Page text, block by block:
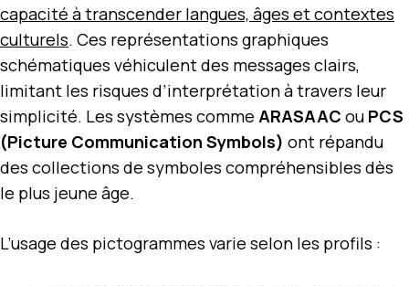
capacité à transcender langues, âges et contextes
culturels. Ces représentations graphiques
schématiques véhiculent des messages clairs,
limitant les risques d’interprétation à travers leur
simplicité. Les systèmes comme ARASAAC ou PCS
(Picture Communication Symbols) ont répandu
des collections de symboles compréhensibles dès
le plus jeune âge.
L’usage des pictogrammes varie selon les profils :